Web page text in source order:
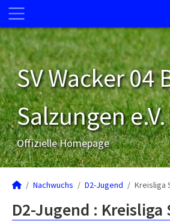
SV Wacker 04
Salzungen e.V.
Offizielle Homepage
Nachwuchs D2-Jugend Kreisliga
D2-Jugend : Kreisliga